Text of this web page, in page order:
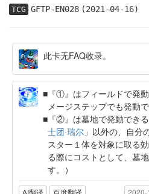
TCG GFTP-EN028(2021-04-16)
此卡无FAQ收录。
『①』はフィールドで発
メージステップでも発動で
『②』は墓地で発動でき
士团·瑞尔 」以外の、自分
スター１体を対象に取る
る際にコストとして、墓
す。）
AI翻译 百度翻译 2020-